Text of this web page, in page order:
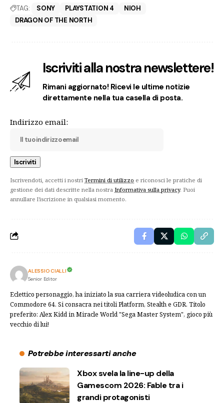
TAG: SONY PLAYSTATION 4
NIOH
DRAGON OF THE NORTH
Iscriviti alla nostra newslettere!
Rimani aggiornato! Ricevi le ultime notizie
direttamente nella tua casella di posta.
Indirizzo email:
Iscrivendoti, accetti i nostri Termini di utilizzo e riconosci le pratiche di
gestione dei dati descritte nella nostra Informativa sulla privacy. Puoi
annullare l'iscrizione in qualsiasi momento.
ALESSIO CIALLI
Senior Editor
Eclettico personaggio, ha iniziato la sua carriera videoludica con un
Commodore 64. Si consacra nei titoli Platform, Stealth e GDR. Titolo
preferito: Alex Kidd in Miracle World "Sega Master System", gioco più
vecchio di lui!
Potrebbe interessarti anche
Xbox svela la line-up della
Gamescom 2026: Fable tra i
grandi protagonisti